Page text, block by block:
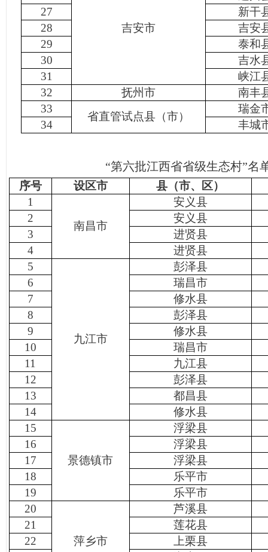
吉安市
27
新干
28
吉安
29
泰和
30
吉水
31
峡江
32
抚州市
南丰
33
省直管试点县（市）
瑞金
34
丰城
“第六批江西省省级生态村”名
序号 设区市
县（市、区）
1
南昌市
安义县
2
安义县
3
进贤县
4
进贤县
5
九江市
彭泽县
6
瑞昌市
7
修水县
8
彭泽县
9
修水县
10
瑞昌市
11
九江县
12
彭泽县
13
都昌县
14
修水县
15
景德镇市
浮梁县
16
浮梁县
17
浮梁县
18
乐平市
19
乐平市
20
萍乡市
芦溪县
21
莲花县
22
上栗县